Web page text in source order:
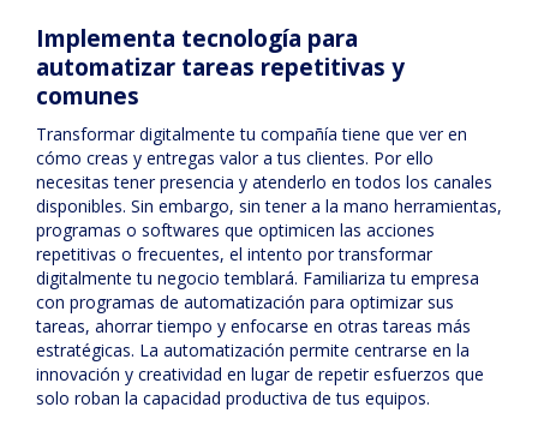
Implementa tecnología para
automatizar tareas repetitivas y
comunes
Transformar digitalmente tu compañía tiene que ver en
cómo creas y entregas valor a tus clientes. Por ello
necesitas tener presencia y atenderlo en todos los canales
disponibles. Sin embargo, sin tener a la mano herramientas,
programas o softwares que optimicen las acciones
repetitivas o frecuentes, el intento por transformar
digitalmente tu negocio temblará. Familiariza tu empresa
con programas de automatización para optimizar sus
tareas, ahorrar tiempo y enfocarse en otras tareas más
estratégicas. La automatización permite centrarse en la
innovación y creatividad en lugar de repetir esfuerzos que
solo roban la capacidad productiva de tus equipos.